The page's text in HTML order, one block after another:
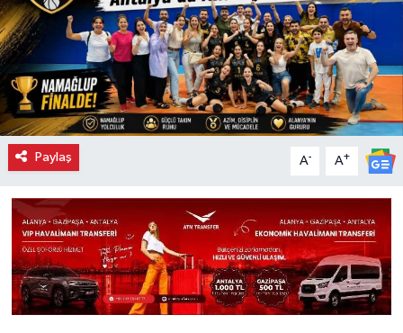
Paylaş A- A+